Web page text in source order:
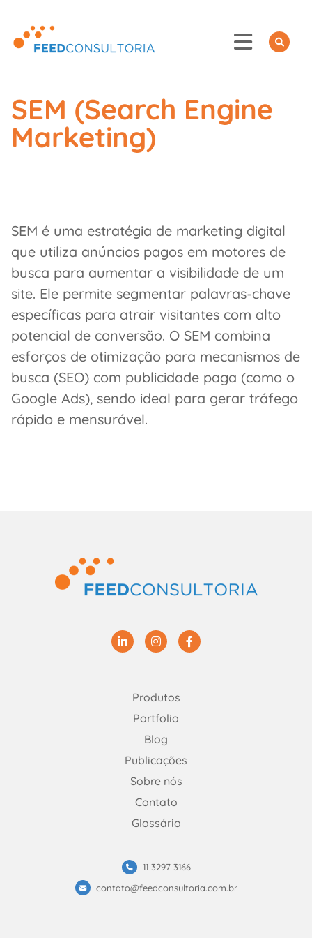
content
SEM (Search Engine
Marketing)
SEM é uma estratégia de marketing digital
que utiliza anúncios pagos em motores de
busca para aumentar a visibilidade de um
site. Ele permite segmentar palavras-chave
específicas para atrair visitantes com alto
potencial de conversão. O SEM combina
esforços de otimização para mecanismos de
busca (SEO) com publicidade paga (como o
Google Ads), sendo ideal para gerar tráfego
rápido e mensurável.
Produtos
Portfolio
Blog
Publicações
Sobre nós
Contato
Glossário
11 3297 3166
contato@feedconsultoria.com.br